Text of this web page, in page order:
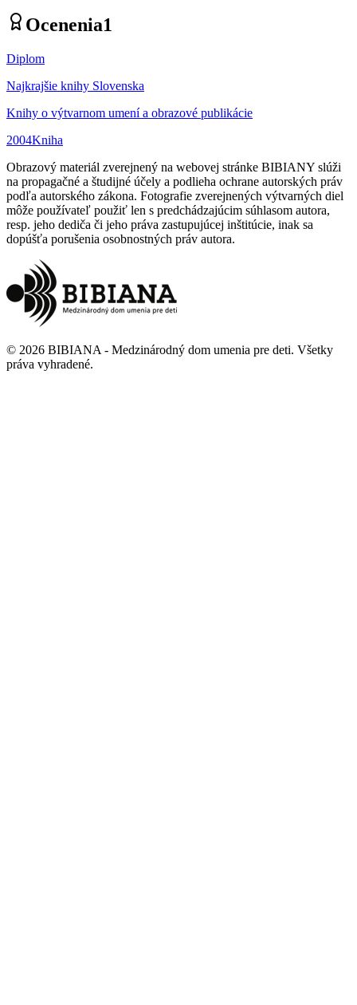
Ocenenia1
Diplom
Najkrajšie knihy Slovenska
Knihy o výtvarnom umení a obrazové publikácie
2004Kniha
Obrazový materiál zverejnený na webovej stránke BIBIANY slúži
na propagačné a študijné účely a podlieha ochrane autorských práv
podľa autorského zákona. Fotografie zverejnených výtvarných diel
môže používateľ použiť len s predchádzajúcim súhlasom autora,
resp. jeho dediča či jeho práva zastupujúcej inštitúcie, inak sa
dopúšťa porušenia osobnostných práv autora.
© 2026 BIBIANA - Medzinárodný dom umenia pre deti. Všetky
práva vyhradené.